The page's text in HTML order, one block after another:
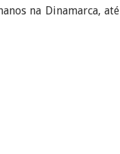
na Dinamarca, até